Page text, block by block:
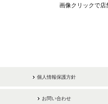
画像クリックで店
個人情報保護方針
お問い合わせ